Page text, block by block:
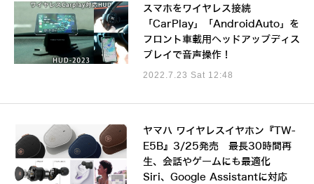
スマホをワイヤレス接続
「CarPlay」「AndroidAuto」を
フロント車載用ヘッドアップディス
プレイで音声操作！
2022.7.23 Sat 12:48
ヤマハ ワイヤレスイヤホン『TW-
E5B』3/25発売 最長30時間再
生、会話やゲームにも最適化
Siri、Google Assistantに対応